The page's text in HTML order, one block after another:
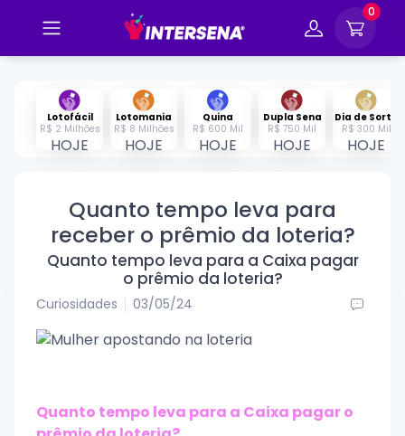
0
Lotofácil
R$ 2 Milhões
HOJE
Lotomania
R$ 8 Milhões
HOJE
Quina
R$ 600 Mil
HOJE
Dupla Sena
R$ 750 Mil
HOJE
Dia de Sorte
R$ 300 Mil
HOJE
Quanto tempo leva para
receber o prêmio da loteria?
Quanto tempo leva para a Caixa pagar
o prêmio da loteria?
Curiosidades 03/05/24
Quanto tempo leva para a Caixa pagar o